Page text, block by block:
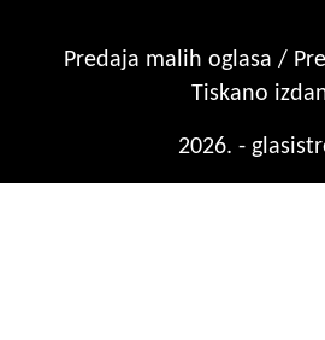
Predaja malih oglasa /
Tiskano
2026. -